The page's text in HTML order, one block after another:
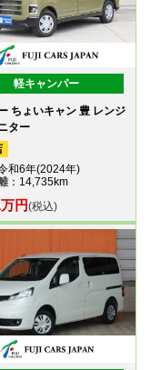
軽キャンパー
ちょいキャン 豊 レンジ
ター
和6年(2024年)
：14,735km
円(税込)